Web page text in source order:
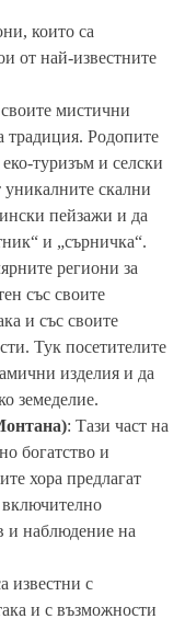
които са
от най-известните
мистични
традиция. Родопите
туризъм и селски
уникалните скални
пейзажи и да
и „сърничка“.
региони за
със своите
и със своите
Тук посетителите
изделия и да
земеделие.
: Тази част на
богатство и
хора предлагат
включително
и наблюдение на
известни с
и с възможности